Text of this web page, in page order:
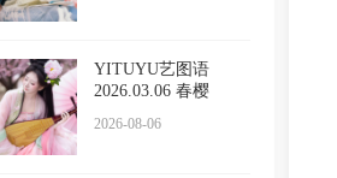
YITUYU艺图语
2026.03.06 春樱
2026-08-06